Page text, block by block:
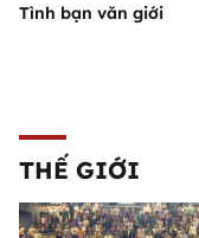
Tình bạn văn giới
THẾ GIỚI